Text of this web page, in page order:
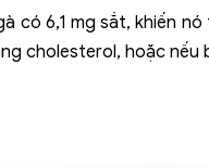
có 6,1 mg sắt, khiến
cholesterol, hoặc nếu